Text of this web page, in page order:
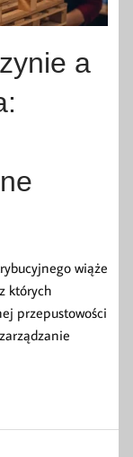
a
wiąże
których
przepustowości